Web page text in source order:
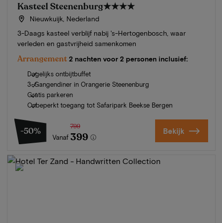
Kasteel Steenenburg★★★★
Nieuwkuijk, Nederland
3-Daags kasteel verblijf nabij 's-Hertogenbosch, waar
verleden en gastvrijheid samenkomen
Arrangement 2 nachten voor 2 personen inclusief:
Dagelijks ontbijtbuffet
3-Gangendiner in Orangerie Steenenburg
Gratis parkeren
Onbeperkt toegang tot Safaripark Beekse Bergen
-50%
Vanaf
799
399 Bekijk